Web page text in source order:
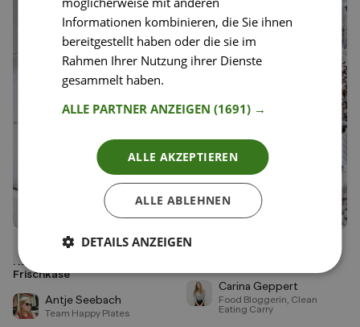
Veganes Smörrebröd mit
Karottenlachs und Cashew-
Frischkäse
Antje Seebach
Team Happy Plates
Zuckerfreie vegane
Carina Geppert
Food Bloggerin, Clean
Eating Carry
Informationen kombinieren, die Sie ihnen
bereitgestellt haben oder die sie im
Rahmen Ihrer Nutzung ihrer Dienste
gesammelt haben.
ALLE PARTNER ANZEIGEN(1691) →
ALLE AKZEPTIEREN
ALLE ABLEHNEN
DETAILS ANZEIGEN